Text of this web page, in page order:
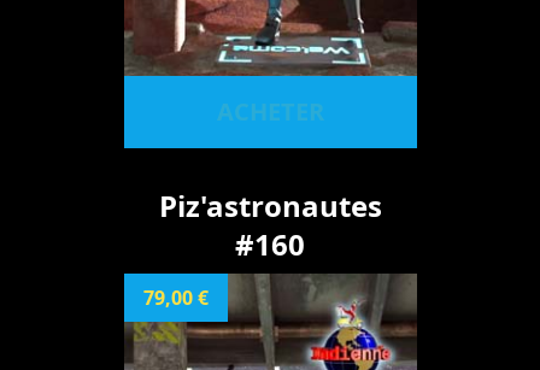
ACHETER
Piz'astronautes
#160
79,00 €